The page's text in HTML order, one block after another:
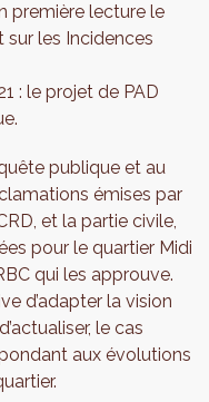
première lecture le
sur les Incidences
: le projet de PAD
publique et au
émises par
et la partie civile,
pour le quartier Midi
qui les approuve.
d’adapter la vision
le cas
aux évolutions